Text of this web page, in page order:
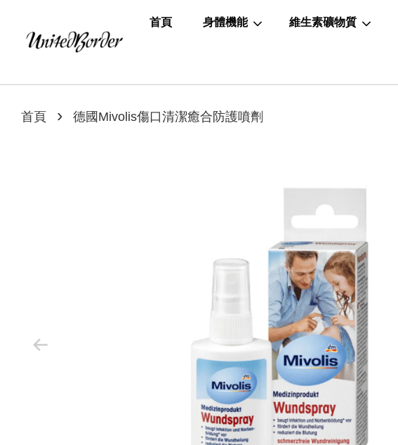
首頁 身體機能 維生素礦物質
首頁 › 德國Mivolis傷口清潔癒合防護噴劑